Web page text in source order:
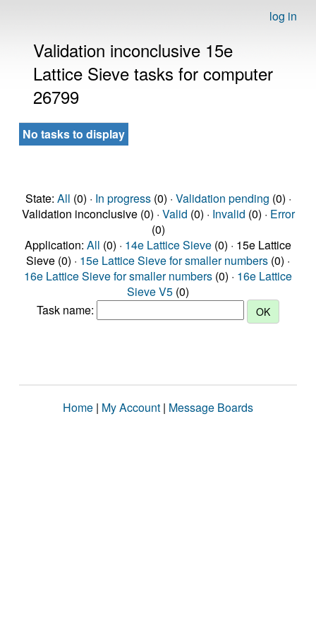
log in
Validation inconclusive 15e
Lattice Sieve tasks for computer
26799
No tasks to display
State: All (0) · In progress(0) · Validation pending (0) ·
Validation inconclusive (0) · Valid (0) · Invalid (0) · Error
(0)
Application: All (0) · 14e Lattice Sieve (0) · 15e Lattice
Sieve (0) · 15e Lattice Sieve for smaller numbers (0) ·
16e Lattice Sieve for smaller numbers (0) · 16e Lattice
Sieve V5 (0)
Task name:
Home | My Account | Message Boards